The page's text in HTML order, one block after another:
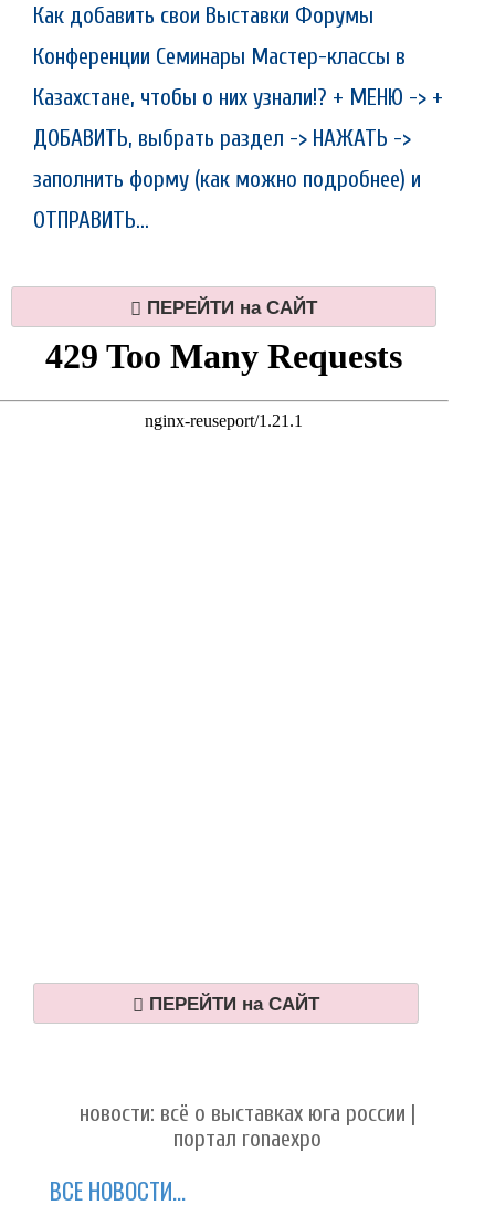
Как добавить свои Выставки Форумы
Конференции Семинары Мастер-классы в
Казахстане, чтобы о них узнали!? + МЕНЮ -> +
ДОБАВИТЬ, выбрать раздел -> НАЖАТЬ ->
заполнить форму (как можно подробнее) и
ОТПРАВИТЬ...
ПЕРЕЙТИ на САЙТ
ПЕРЕЙТИ на САЙТ
новости: всё о выставках юга россии |
портал ronaexpo
ВСЕ НОВОСТИ...